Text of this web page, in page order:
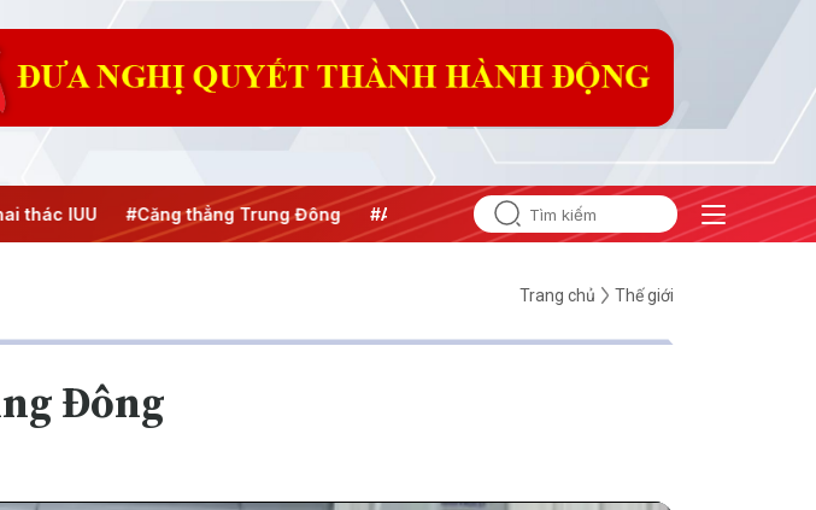
IUU #Căng thẳng Trung Đông #An ninh năng lượng #Bảo vệ nền tảng tư tưởng của
Trang chủ Thế giới
Đông